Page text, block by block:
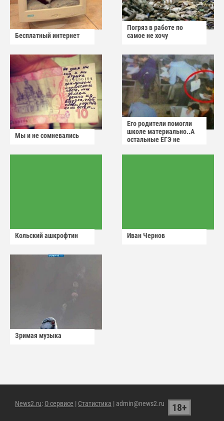
Бесплатный интернет
Погряз в работе по
самое не хочу
Мы и не сомневались
Его родители помогли
школе материально..А
остальные ЕГЭ не
Кольский ашкрофтин Иван Чернов
Зримая музыка
News2.ru: О сервисе | Статистика | admin@news2.ru 18+